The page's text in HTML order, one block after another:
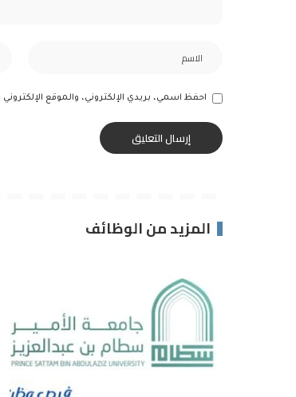
احفظ اسمي، بريدي الإلكتروني، والموقع
المزيد من الوظائف